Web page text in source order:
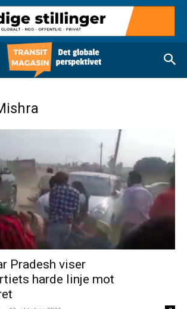
Pradesh viser
harde linje mot